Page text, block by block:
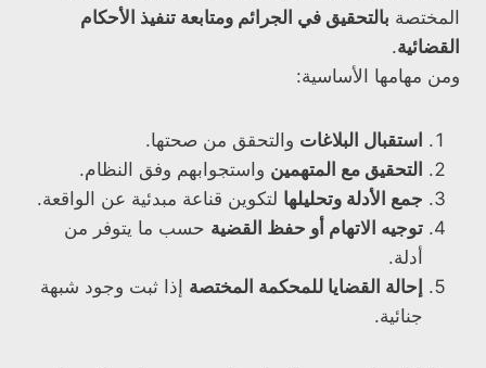
المختصة بالتحقيق في الجرائم ومتابعة تنفيذ الأحكام
القضائية.
ومن مهامها الأساسية:
استقبال البلاغات والتحقق من صحتها.
التحقيق مع المتهمين واستجوابهم وفق النظام.
جمع الأدلة وتحليلها لتكوين قناعة مبدئية عن الواقعة.
توجيه الاتهام أو حفظ القضية حسب ما يتوفر من
أدلة.
إحالة القضايا للمحكمة المختصة إذا ثبت وجود شبهة
جنائية.